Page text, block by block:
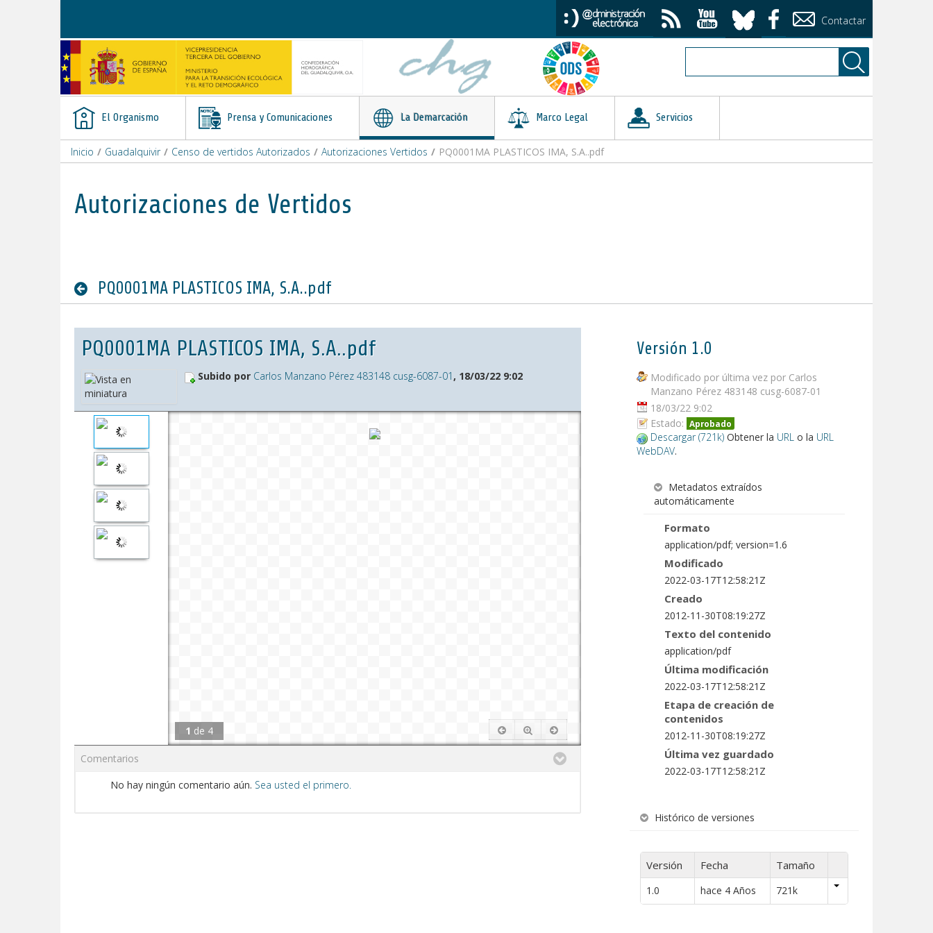
Contactar
El Organismo Prensa y Comunicaciones La Demarcación Marco Legal Servicios
Inicio / Guadalquivir / Censo de vertidos Autorizados / Autorizaciones Vertidos / PQ0001MA PLASTICOS IMA, S.A..pdf
Autorizaciones de Vertidos
PQ0001MA PLASTICOS IMA, S.A..pdf
PQ0001MA PLASTICOS IMA, S.A..pdf
Subido por Carlos Manzano Pérez 483148 cusg-6087-01 , 18/03/22 9:02
1 de 4
Comentarios
No hay ningún comentario aún. Sea usted el primero.
Versión 1.0
Modificado por última vez por Carlos
Manzano Pérez 483148 cusg-6087-01
18/03/22 9:02
Estado: Aprobado
Descargar (721k) Obtener la URLo la URL
WebDAV.
Metadatos extraídos
automáticamente
Formato
application/pdf; version=1.6
Modificado
2022-03-17T12:58:21Z
Creado
2012-11-30T08:19:27Z
Texto del contenido
application/pdf
Última modificación
2022-03-17T12:58:21Z
Etapa de creación de
contenidos
2012-11-30T08:19:27Z
Última vez guardado
2022-03-17T12:58:21Z
Histórico de versiones
Versión Fecha Tamaño
1.0 hace 4 Años 721k